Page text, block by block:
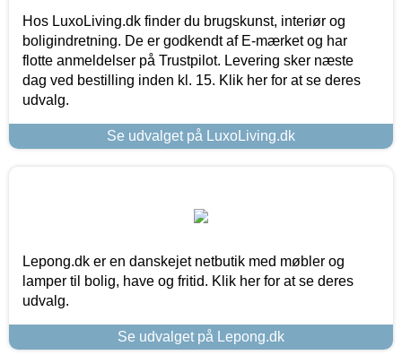
Hos LuxoLiving.dk finder du brugskunst, interiør og
boligindretning. De er godkendt af E-mærket og har
flotte anmeldelser på Trustpilot. Levering sker næste
dag ved bestilling inden kl. 15. Klik her for at se deres
udvalg.
Se udvalget på LuxoLiving.dk
Lepong.dk er en danskejet netbutik med møbler og
lamper til bolig, have og fritid. Klik her for at se deres
udvalg.
Se udvalget på Lepong.dk